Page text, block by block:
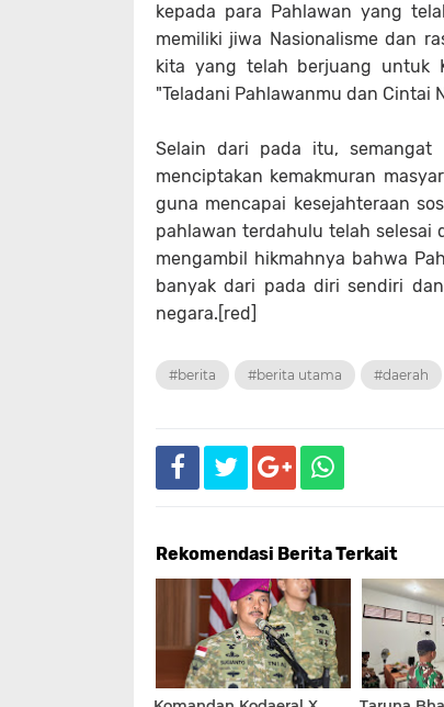
kepada para Pahlawan yang
memiliki jiwa Nasionalisme dan
kita yang telah berjuang untuk
"Teladani Pahlawanmu dan Cintai
Selain dari pada itu, semangat
menciptakan kemakmuran
guna mencapai kesejahteraan
pahlawan terdahulu telah selesai
mengambil hikmahnya bahwa
banyak dari pada diri sendiri
negara.[red]
#berita #berita utama #daerah
Rekomendasi Berita Terkait